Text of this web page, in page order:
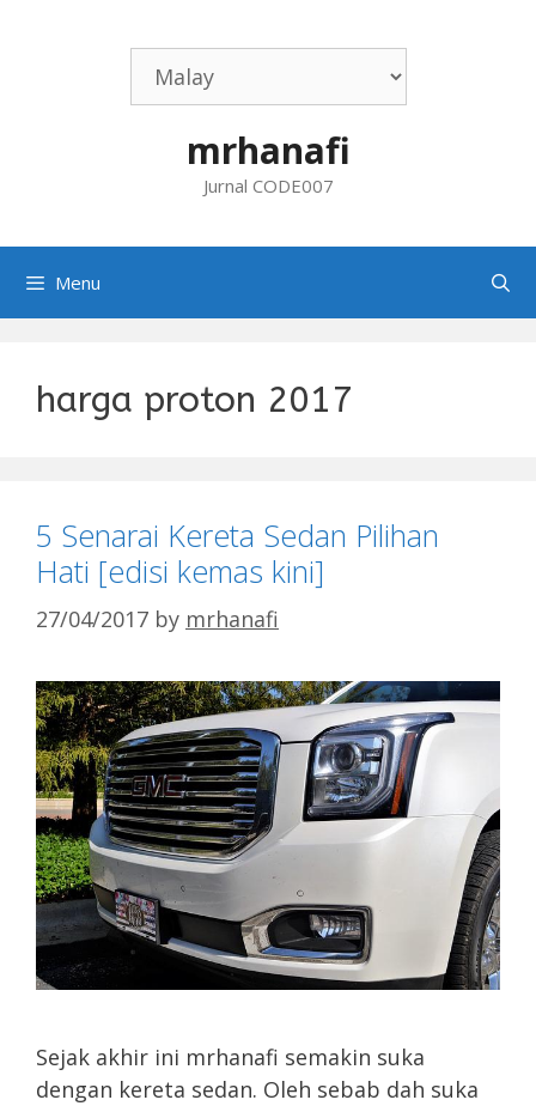
mrhanafi
Jurnal CODE007
Menu
harga proton 2017
5 Senarai Kereta Sedan Pilihan
Hati [edisi kemas kini]
27/04/2017 by mrhanafi
Sejak akhir ini mrhanafi semakin suka
dengan kereta sedan. Oleh sebab dah suka